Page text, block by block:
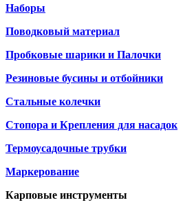
Наборы
Поводковый материал
Пробковые шарики и Палочки
Резиновые бусины и отбойники
Стальные колечки
Стопора и Крепления для насадок
Термоусадочные трубки
Маркерование
Карповые инструменты